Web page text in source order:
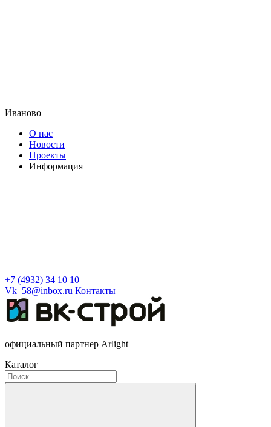
Иваново
О нас
Новости
Проекты
Информация
+7 (4932) 34 10 10
Vk_58@inbox.ru Контакты
официальный партнер Arlight
Каталог